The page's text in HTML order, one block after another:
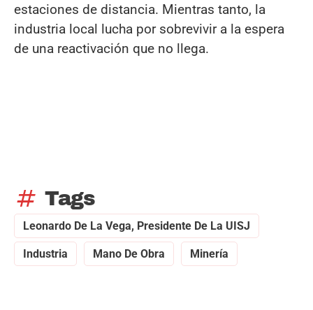
estaciones de distancia. Mientras tanto, la
industria local lucha por sobrevivir a la espera
de una reactivación que no llega.
tag Tags
Leonardo De La Vega, Presidente De La UISJ
Industria Mano De Obra Minería